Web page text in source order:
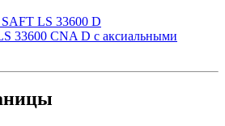
LS 33600 D
33600 CNA D с аксиальными